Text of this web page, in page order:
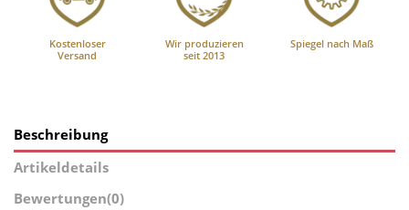
Kostenloser
Versand
Wir produzieren
seit 2013
Spiegel nach Maß
Beschreibung
Artikeldetails
Bewertungen(0)